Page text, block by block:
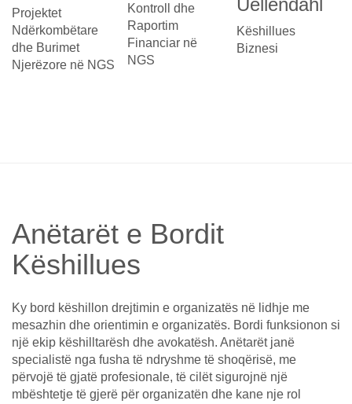
Projektet
Ndërkombëtare
dhe Burimet
Njerëzore në NGS
Kontroll dhe
Raportim
Financiar në
NGS
Uellendahl
Këshillues
Biznesi
Anëtarët e Bordit
Këshillues
Ky bord këshillon drejtimin e organizatës në lidhje me
mesazhin dhe orientimin e organizatës. Bordi funksionon si
një ekip këshilltarësh dhe avokatësh. Anëtarët janë
specialistë nga fusha të ndryshme të shoqërisë, me
përvojë të gjatë profesionale, të cilët sigurojnë një
mbështetje të gjerë për organizatën dhe kane nje rol